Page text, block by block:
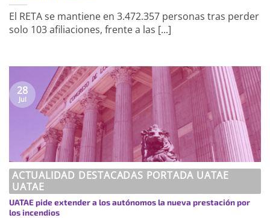
El RETA se mantiene en 3.472.357 personas tras perder
solo 103 afiliaciones, frente a las [...]
ACTUALIDAD DESTACADAS PORTADA UATAE
UATAE
UATAE pide extender a los autónomos la nueva prestación por
los incendios
28
Jul